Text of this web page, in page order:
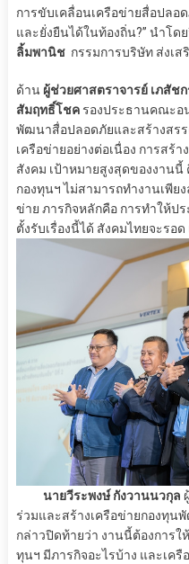
การขับเคลื่อนเครือข่ายสื่อปล
และยั่งยืนได้ในท้องถิ่น?” นำโด
ลิ้มพานิช กรรมการบริษัท ส่งเส
ด้าน ผู้ช่วยศาสตราจารย์ เภสัช
สัมฤทธิ์โชครองประธานคณะอ
พัฒนาสื่อปลอดภัยและสร้างสร
เครือข่ายอย่างต่อเนื่อง การสร้
สังคม เป้าหมายสูงสุดของงานนี้
กองทุนฯ ไม่สามารถทำงานเพีย
ข่าย ภารกิจหลักคือ การทำให้ป
ตั้งรับเรื่องนี้ได้ สังคมไทยจะรอ
นายวีระพงษ์ กังวานนวกุล
ร่วมและสร้างเครือข่ายกองทุ
กล่าวปิดท้ายว่า งานนี้ต้องการใ
ทุนฯ มีภารกิจอะไรบ้าง และเค